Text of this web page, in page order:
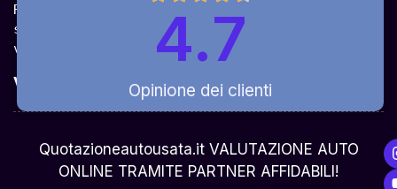
Ricevi la quotazione dai vari partner e potrai
sceglierla come venderla in modo sicuro,
veloce e rapido!
Valuta Per ModelloOpinione dei clienti
4.7
Quotazioneautousata.it VALUTAZIONE AUTO
ONLINE TRAMITE PARTNER AFFIDABILI!